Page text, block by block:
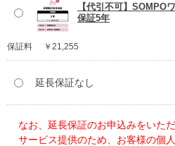
【代引不可】SOMPO
保証5年
保証料 ￥21,255
延長保証なし
なお、延長保証のお申込みをいた
サービス提供のため、お客様の個